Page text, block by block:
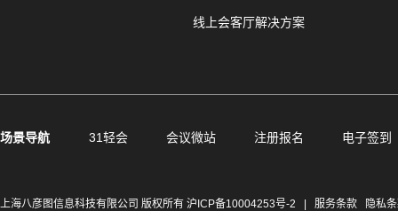
线上会客厅解决方案
场景导航 31轻会 会议微站 注册报名 电子签到
上海八彦图信息科技有限公司 版权所有 沪ICP备10004253号-2 服务条款
隐私